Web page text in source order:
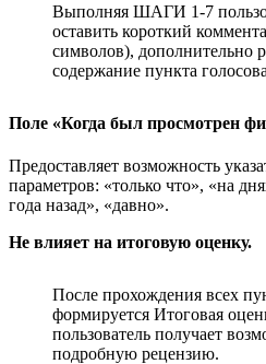
Выполняя ШАГИ 1-7
оставить короткий
символов), дополнительно
содержание пункта
Поле «Когда был просмотрен
Предоставляет возможность
параметров: «только что», «на
года назад», «давно».
Не влияет на итоговую оценку.
После прохождения всех
формируется Итоговая
пользователь получает
подробную рецензию.